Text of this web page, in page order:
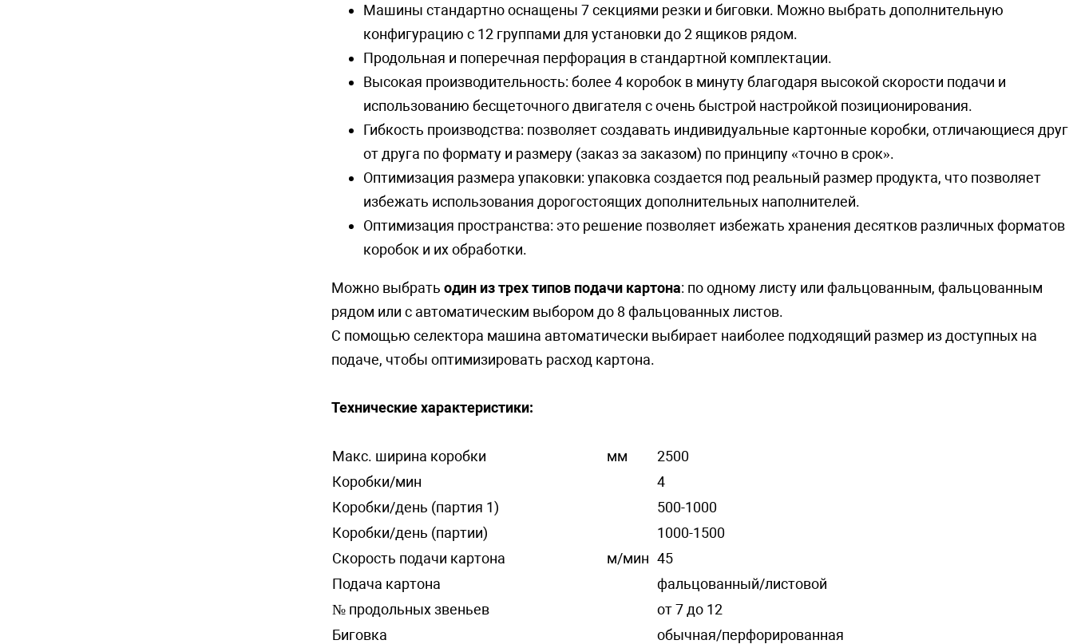
Машины стандартно оснащены 7 секциями резки и биговки. Можно выбрать дополнительную
конфигурацию с 12 группами для установки до 2 ящиков рядом.
Продольная и поперечная перфорация в стандартной комплектации.
Высокая производительность: более 4 коробок в минуту благодаря высокой скорости подачи и
использованию бесщеточного двигателя с очень быстрой настройкой позиционирования.
Гибкость производства: позволяет создавать индивидуальные картонные коробки, отличающиеся друг
от друга по формату и размеру (заказ за заказом) по принципу «точно в срок».
Оптимизация размера упаковки: упаковка создается под реальный размер продукта, что позволяет
избежать использования дорогостоящих дополнительных наполнителей.
Оптимизация пространства: это решение позволяет избежать хранения десятков различных форматов
коробок и их обработки.
Можно выбрать один из трех типов подачи картона: по одному листу или фальцованным, фальцованным
рядом или с автоматическим выбором до 8 фальцованных листов.
С помощью селектора машина автоматически выбирает наиболее подходящий размер из доступных на
подаче, чтобы оптимизировать расход картона.
Технические характеристики:
Макс. ширина коробки мм
2500
Коробки/мин
4
Коробки/день (партия 1)
500-1000
Коробки/день (партии)
1000-1500
Скорость подачи картона
м/мин 45
Подача картона
фальцованный/листовой
№ продольных звеньев
от 7 до 12
Биговка
обычная/перфорированная